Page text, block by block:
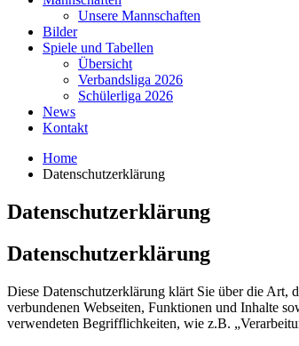
Unsere Mannschaften
Bilder
Spiele und Tabellen
Übersicht
Verbandsliga 2026
Schülerliga 2026
News
Kontakt
Home
Datenschutzerklärung
Datenschutzerklärung
Datenschutzerklärung
Diese Datenschutzerklärung klärt Sie über die Art,
verbundenen Webseiten, Funktionen und Inhalte
verwendeten Begrifflichkeiten, wie z.B.